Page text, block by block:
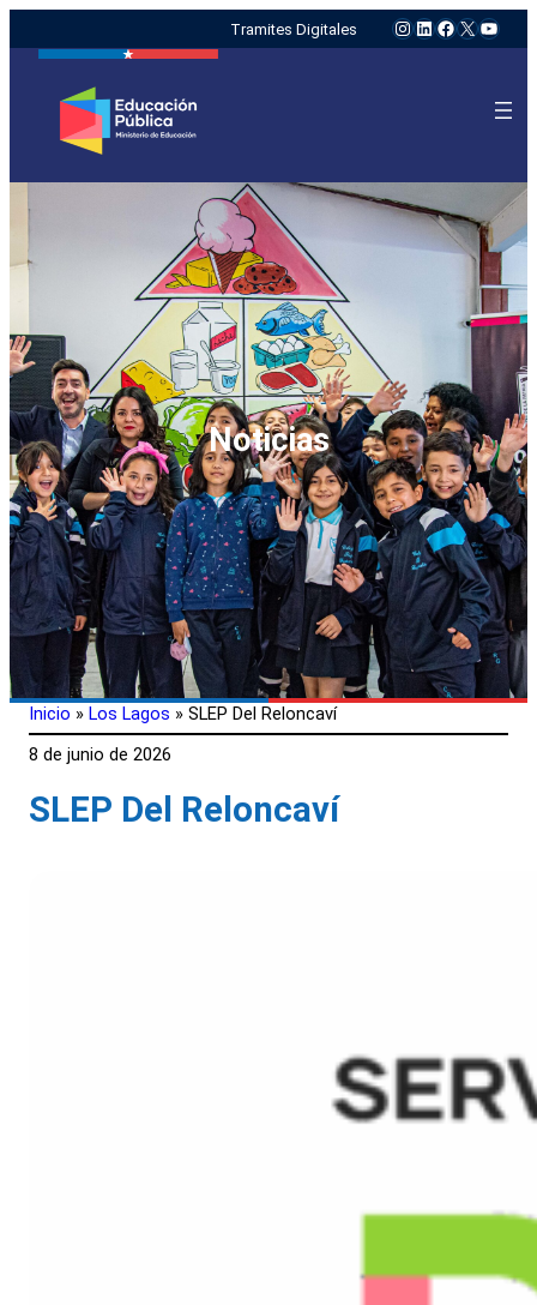
Tramites Digitales Instagram
LinkedIn
Facebook
X
Noticias
Inicio » Los Lagos » SLEP Del Reloncaví
8 de junio de 2026
SLEP Del Reloncaví